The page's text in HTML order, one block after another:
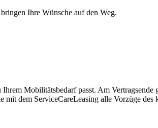
Ihre Wünsche auf den Weg.
Mobilitätsbedarf passt. Am
dem ServiceCareLeasing alle Vorzüge